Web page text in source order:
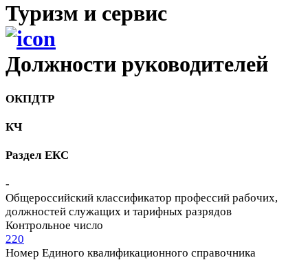
Туризм и сервис
Должности руководителей
ОКПДТР
КЧ
Раздел ЕКС
-
Общероссийский классификатор профессий рабочих,
должностей служащих и тарифных разрядов
Контрольное число
220
Номер Единого квалификационного справочника